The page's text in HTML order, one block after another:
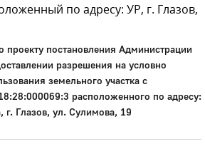
по адресу: УР, г. Глазов,
постановления Администрации
разрешения на условно
земельного участка с
расположенного по адресу:
г. Глазов, ул. Сулимова, 19